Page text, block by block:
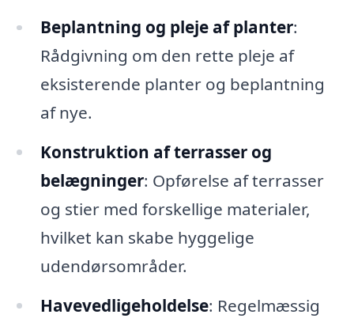
Beplantning og pleje af planter:
Rådgivning om den rette pleje af
eksisterende planter og beplantning
af nye.
Konstruktion af terrasser og
belægninger: Opførelse af terrasser
og stier med forskellige materialer,
hvilket kan skabe hyggelige
udendørsområder.
Havevedligeholdelse: Regelmæssig